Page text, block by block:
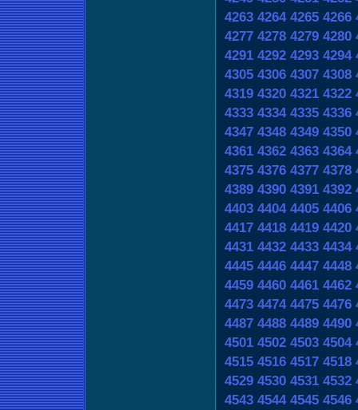
4263 4264 4265 4266
4277 4278 4279 4280
4291 4292 4293 4294
4305 4306 4307 4308
4319 4320 4321 4322
4333 4334 4335 4336
4347 4348 4349 4350
4361 4362 4363 4364
4375 4376 4377 4378
4389 4390 4391 4392
4403 4404 4405 4406
4417 4418 4419 4420
4431 4432 4433 4434
4445 4446 4447 4448
4459 4460 4461 4462
4473 4474 4475 4476
4487 4488 4489 4490
4501 4502 4503 4504
4515 4516 4517 4518
4529 4530 4531 4532
4543 4544 4545 4546